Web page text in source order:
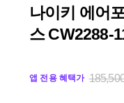
나이키 에어
스 CW2288-
앱 전용 혜택가